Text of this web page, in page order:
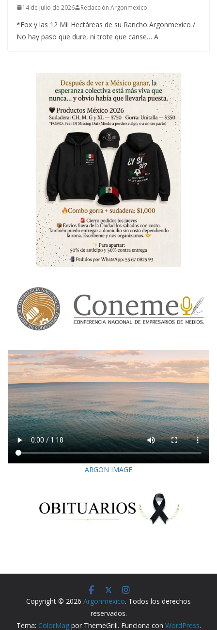
14 de julio de 2026 Redacción Argonmexico
*Fox y las 12 Mil Hectáreas de su Rancho Argonmexico /
No hay paso que dure, ni trote que canse… A
ARGON IMAGE
Copyright © 2026 Argonmexico. Todos los derechos
reservados.
Tema: ColorMagpor ThemeGrill. Funciona con WordPress.